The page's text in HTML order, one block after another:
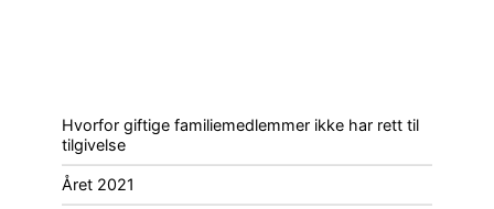
Hvorfor giftige familiemedlemmer ikke har rett til
tilgivelse
Året 2021